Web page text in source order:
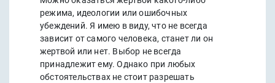
режима, идеологии или ошибочных
убеждений. Я имею в виду, что не всегда
зависит от самого человека, станет ли он
жертвой или нет. Выбор не всегда
принадлежит ему. Однако при любых
обстоятельствах не стоит разрешать